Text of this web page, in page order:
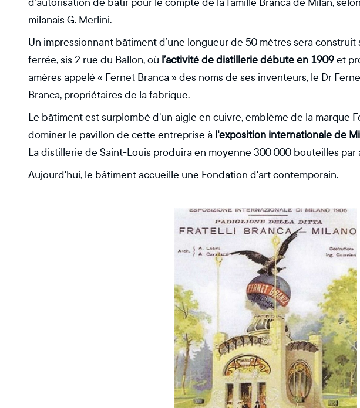
d’autorisation de bâtir pour le compte de la famille Branca de Milan,
milanais G. Merlini.
Un impressionnant bâtiment d’une longueur de 50 mètres sera
ferrée, sis 2 rue du Ballon, où l’activité de distillerie débute en 1909et
amères appelé « Fernet Branca » des noms de ses inventeurs, le Dr
Branca, propriétaires de la fabrique.
Le bâtiment est surplombé d'un aigle en cuivre, emblème de la marque
dominer le pavillon de cette entreprise à l'exposition internationale de
La distillerie de Saint-Louis produira en moyenne 300 000 bouteilles par
Aujourd'hui, le bâtiment accueille une Fondation d'art contemporain.